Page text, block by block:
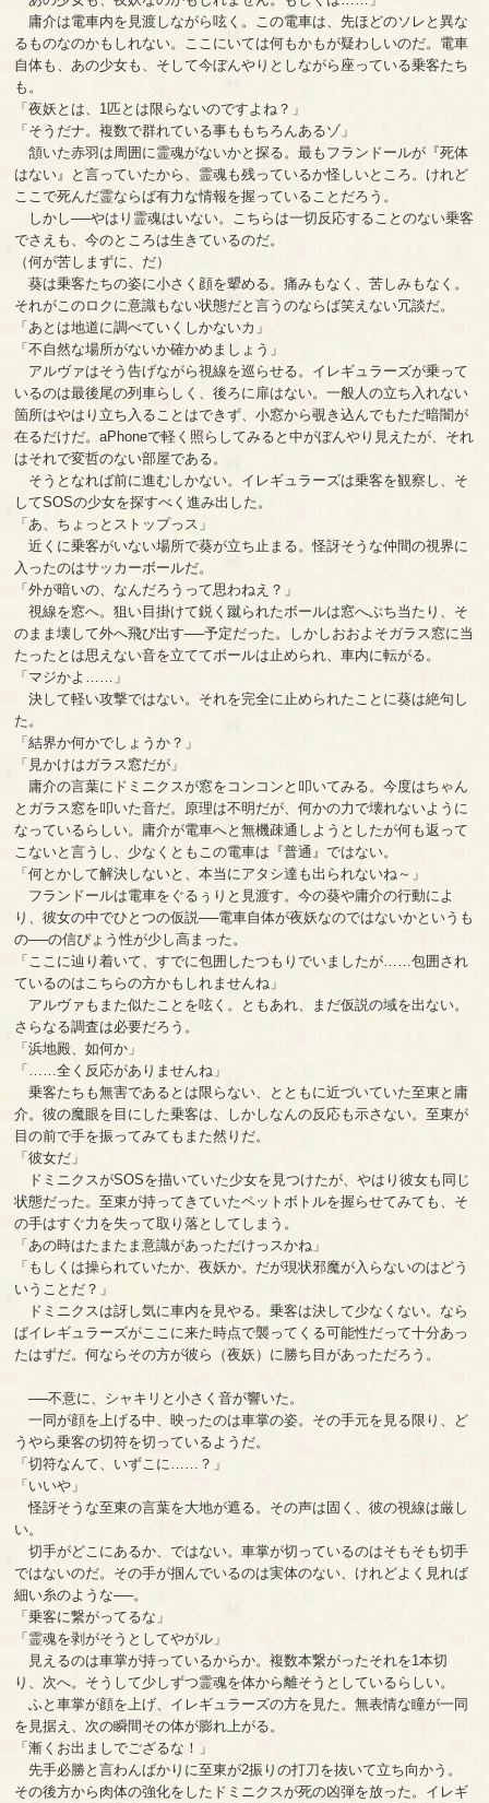
庸介は電車内を見渡しながら呟く。この電車は、先ほどのソレと異な
るものなのかもしれない。ここにいては何もかもが疑わしいのだ。電車
自体も、あの少女も、そして今ぼんやりとしながら座っている乗客たち
も。
「夜妖とは、1匹とは限らないのですよね？」
「そうだナ。複数で群れている事ももちろんあるゾ」
頷いた赤羽は周囲に霊魂がないかと探る。最もフランドールが『死体
はない』と言っていたから、霊魂も残っているか怪しいところ。けれど
ここで死んだ霊ならば有力な情報を握っていることだろう。
しかし──やはり霊魂はいない。こちらは一切反応することのない乗客
でさえも、今のところは生きているのだ。
（何が苦しまずに、だ）
葵は乗客たちの姿に小さく顔を顰める。痛みもなく、苦しみもなく。
それがこのロクに意識もない状態だと言うのならば笑えない冗談だ。
「あとは地道に調べていくしかないカ」
「不自然な場所がないか確かめましょう」
アルヴァはそう告げながら視線を巡らせる。イレギュラーズが乗って
いるのは最後尾の列車らしく、後ろに扉はない。一般人の立ち入れない
箇所はやはり立ち入ることはできず、小窓から覗き込んでもただ暗闇が
在るだけだ。aPhoneで軽く照らしてみると中がぼんやり見えたが、それ
はそれで変哲のない部屋である。
そうとなれば前に進むしかない。イレギュラーズは乗客を観察し、そ
してSOSの少女を探すべく進み出した。
「あ、ちょっとストップっス」
近くに乗客がいない場所で葵が立ち止まる。怪訝そうな仲間の視界に
入ったのはサッカーボールだ。
「外が暗いの、なんだろうって思わねえ？」
視線を窓へ。狙い目掛けて鋭く蹴られたボールは窓へぶち当たり、そ
のまま壊して外へ飛び出す──予定だった。しかしおおよそガラス窓に当
たったとは思えない音を立ててボールは止められ、車内に転がる。
「マジかよ……」
決して軽い攻撃ではない。それを完全に止められたことに葵は絶句し
た。
「結界か何かでしょうか？」
「見かけはガラス窓だが」
庸介の言葉にドミニクスが窓をコンコンと叩いてみる。今度はちゃん
とガラス窓を叩いた音だ。原理は不明だが、何かの力で壊れないように
なっているらしい。庸介が電車へと無機疎通しようとしたが何も返って
こないと言うし、少なくともこの電車は『普通』ではない。
「何とかして解決しないと、本当にアタシ達も出られないね～」
フランドールは電車をぐるぅりと見渡す。今の葵や庸介の行動によ
り、彼女の中でひとつの仮説──電車自体が夜妖なのではないかというも
の──の信ぴょう性が少し高まった。
「ここに辿り着いて、すでに包囲したつもりでいましたが……包囲され
ているのはこちらの方かもしれませんね」
アルヴァもまた似たことを呟く。ともあれ、まだ仮説の域を出ない。
さらなる調査は必要だろう。
「浜地殿、如何か」
「……全く反応がありませんね」
乗客たちも無害であるとは限らない、とともに近づいていた至東と庸
介。彼の魔眼を目にした乗客は、しかしなんの反応も示さない。至東が
目の前で手を振ってみてもまた然りだ。
「彼女だ」
ドミニクスがSOSを描いていた少女を見つけたが、やはり彼女も同じ
状態だった。至東が持ってきていたペットボトルを握らせてみても、そ
の手はすぐ力を失って取り落としてしまう。
「あの時はたまたま意識があっただけっスかね」
「もしくは操られていたか、夜妖か。だが現状邪魔が入らないのはどう
いうことだ？」
ドミニクスは訝し気に車内を見やる。乗客は決して少なくない。なら
ばイレギュラーズがここに来た時点で襲ってくる可能性だって十分あっ
たはずだ。何ならその方が彼ら（夜妖）に勝ち目があっただろう。
──不意に、シャキリと小さく音が響いた。
一同が顔を上げる中、映ったのは車掌の姿。その手元を見る限り、ど
うやら乗客の切符を切っているようだ。
「切符なんて、いずこに……？」
「いいや」
怪訝そうな至東の言葉を大地が遮る。その声は固く、彼の視線は厳し
い。
切手がどこにあるか、ではない。車掌が切っているのはそもそも切手
ではないのだ。その手が掴んでいるのは実体のない、けれどよく見れば
細い糸のような──。
「乗客に繋がってるな」
「霊魂を剥がそうとしてやがル」
見えるのは車掌が持っているからか。複数本繋がったそれを1本切
り、次へ。そうして少しずつ霊魂を体から離そうとしているらしい。
ふと車掌が顔を上げ、イレギュラーズの方を見た。無表情な瞳が一同
を見据え、次の瞬間その体が膨れ上がる。
「漸くお出ましでござるな！」
先手必勝と言わんばかりに至東が2振りの打刀を抜いて立ち向かう。
その後方から肉体の強化をしたドミニクスが死の凶弾を放った。イレギ